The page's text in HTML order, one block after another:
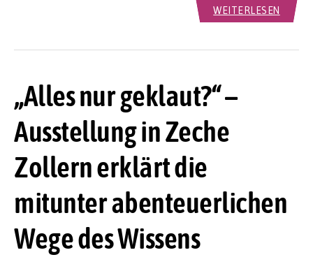
WEITERLESEN
„Alles nur geklaut?“ –
Ausstellung in Zeche
Zollern erklärt die
mitunter abenteuerlichen
Wege des Wissens